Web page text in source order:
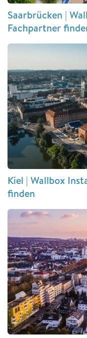
Saarbrücken |
Fachpartner
Kiel | Wallbox
finden